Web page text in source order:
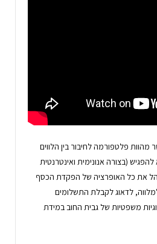
פלטפורמה לחיבור בין הלווים
(בצורה אנונימית ואינטרנטית
את כל האופרציה של הפקדת הכסף
לדאוג לקבלת התשלומים
משפטיות של גבית החוב במידת